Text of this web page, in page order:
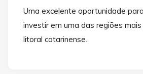
Uma excelente oportunidade
investir em uma das regiões
litoral catarinense.